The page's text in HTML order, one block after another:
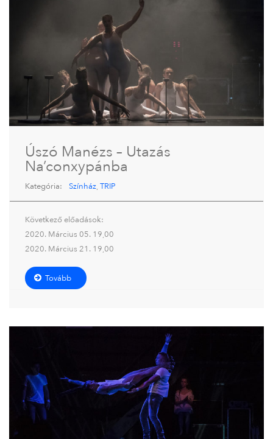
Úszó Manézs – Utazás
Na’conxypánba
Kategória: Színház, TRIP
Következő előadások:
2020. Március 05. 19,00
2020. Március 21. 19,00
Tovább